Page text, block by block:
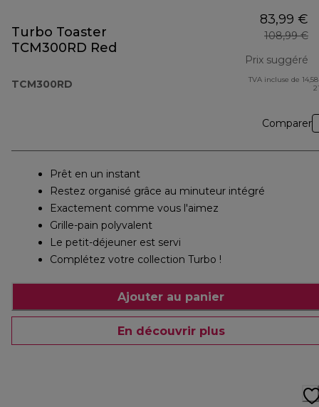
Turbo Toaster
TCM300RD Red
TCM300RD
83,99 €
108,99 €
Prix suggéré
TVA incluse de
Comparer
Prêt en un instant
Restez organisé grâce au minuteur intégré
Exactement comme vous l'aimez
Grille-pain polyvalent
Le petit-déjeuner est servi
Complétez votre collection Turbo !
Ajouter au panier
En découvrir plus